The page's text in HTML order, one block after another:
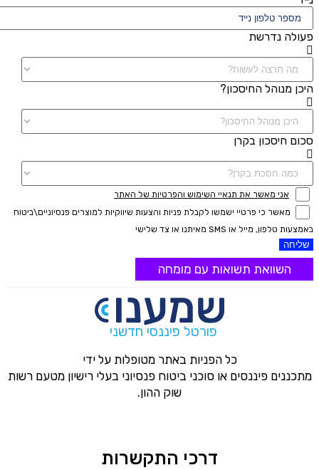
פעולה נדרשת
היכן מנוהל החיסכון?
סכום חיסכון בקרן
אני מאשר את תנאיי השימוש והפרטיות של האתר
מאשר כי פרטיי ישמשו לקבלת פניות והצעות שיווקיות למוצרים פנסיוניים\ביטוח
באמצעות טלפון, מייל או SMS מאיתנו או צד שלישי
שליחה
השוואת תשואות עם מומחה
פורטל פיננסי חדשני
כל הפניות באתר מטופלות על ידי
מתכננים פיננסים או סוכני ביטוח פנסיוני בעלי רישיון מטעם רשות
שוק ההון.
דרכי התקשרות